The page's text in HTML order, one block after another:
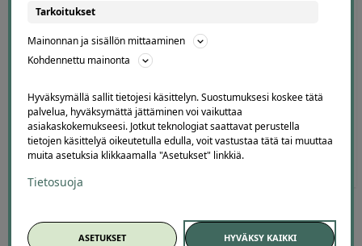
Finbee – Joustava ratkaisu
hankintojen
rahoittamiseen
0,00 19,90
Tarkoitukset
Mainonnan ja sisällön mittaaminen
Kohdennettu mainonta
Hyväksymällä sallit tietojesi käsittelyn. Suostumuksesi koskee tätä
palvelua, hyväksymättä jättäminen voi vaikuttaa
asiakaskokemukseesi. Jotkut teknologiat saattavat perustella
tietojen käsittelyä oikeutetulla edulla, voit vastustaa tätä tai muuttaa
muita asetuksia klikkaamalla "Asetukset" linkkiä.
Tietosuoja
ASETUKSET HYVÄKSY KAIKKI